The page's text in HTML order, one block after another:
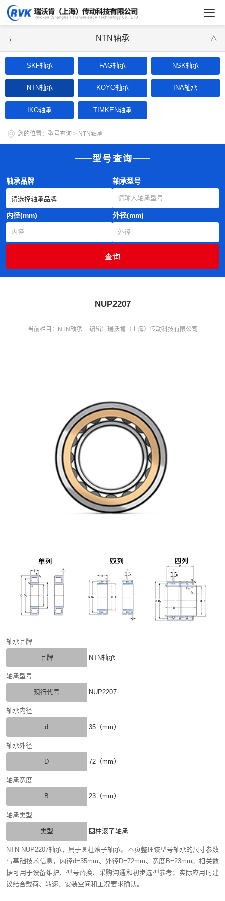
← NTN轴承 ∨
SKF轴承 FAG轴承 NSK轴承
NTN轴承 KOYO轴承 INA轴承
IKO轴承 TIMKEN轴承
您的位置： 型号查询 > NTN轴承
型号查询
轴承品牌 轴承型号
内径(mm) 外径(mm)
NUP2207
当前栏目：NTN轴承 编辑：瑞沃肯（上海）传动科技有限公司
轴承品牌
品牌 NTN轴承
轴承型号
现行代号 NUP2207
轴承内径
d 35（mm）
轴承外径
D 72（mm）
轴承宽度
B 23（mm）
轴承类型
类型 圆柱滚子轴承
NTN NUP2207轴承，属于圆柱滚子轴承。本页整理该型号轴承的尺寸参数
与基础技术信息，内径d=35mm、外径D=72mm、宽度B=23mm。相关数
据可用于设备维护、型号替换、采购沟通和初步选型参考；实际应用时建
议结合载荷、转速、安装空间和工况要求确认。